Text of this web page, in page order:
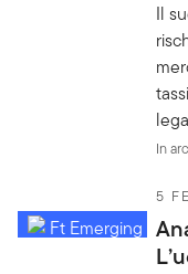
Il
In
5